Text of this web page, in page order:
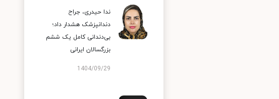
ندا حیدری، جراح
دندانپزشک هشدار داد؛
بی‌دندانی کامل یک ششم
بزرگسالان ایرانی
1404/09/29